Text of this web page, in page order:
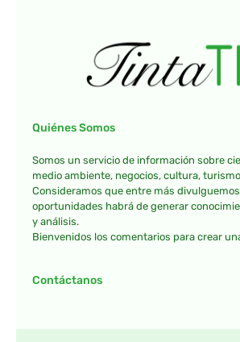
Quiénes Somos
Somos un servicio de información sobre
medio ambiente, negocios, cultura,
Consideramos que entre más
oportunidades habrá de generar
y análisis.
Bienvenidos los comentarios para crear
Contáctanos